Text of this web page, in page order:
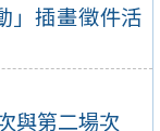
」插畫徵件活
與第二場次